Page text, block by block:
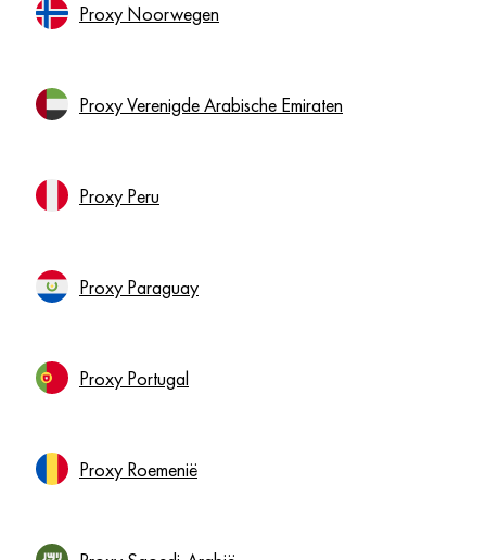
Proxy Noorwegen
Proxy Verenigde Arabische Emiraten
Proxy Peru
Proxy Paraguay
Proxy Portugal
Proxy Roemenië